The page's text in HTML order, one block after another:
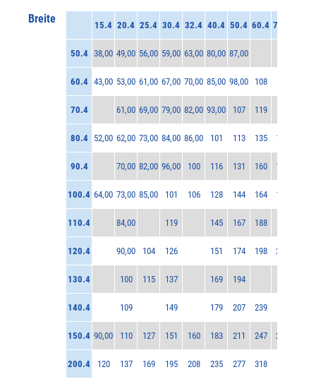
Breite
15.4 20.4 25.4 30.4 32.4 40.4 50.4 60.4 70.4
50.4 38,00 49,00 56,00 59,00 63,00 80,00 87,00
60.4 43,00 53,00 61,00 67,00 70,00 85,00 98,00 108
70.4 61,00 69,00 79,00 82,00 93,00 107 119
80.4 52,00 62,00 73,00 84,00 86,00 101 113 135 152
90.4 70,00 82,00 96,00 100 116 131 160 184
100.4 64,00 73,00 85,00 101 106 128 144 164 196
110.4 84,00 119 145 167 188
120.4 90,00 104 126 151 174 198 233
130.4 100 115 137 169 194
140.4 109 149 179 207 239
150.4 90,00 110 127 151 160 183 211 247 280
200.4 120 137 169 195 208 235 277 318